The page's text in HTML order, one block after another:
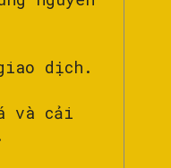
dịch.
và cải